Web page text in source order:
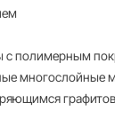
с полимерным
многослойные